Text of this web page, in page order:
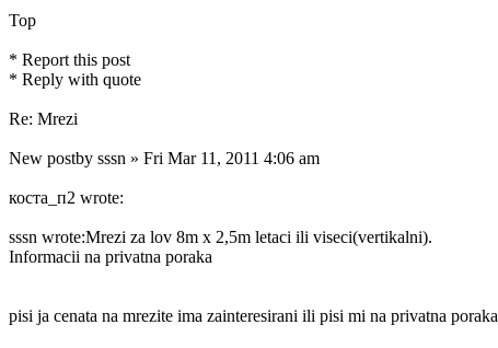
Top
* Report this post
* Reply with quote
Re: Mrezi
New postby sssn » Fri Mar 11, 2011 4:06 am
коста_п2 wrote:
sssn wrote:Mrezi za lov 8m x 2,5m letaci ili viseci(vertikalni).
Informacii na privatna poraka
pisi ja cenata na mrezite ima zainteresirani ili pisi mi na privatna poraka